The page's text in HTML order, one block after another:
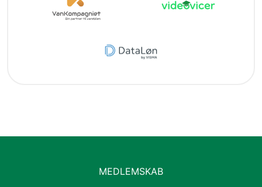
MEDLEMSKAB